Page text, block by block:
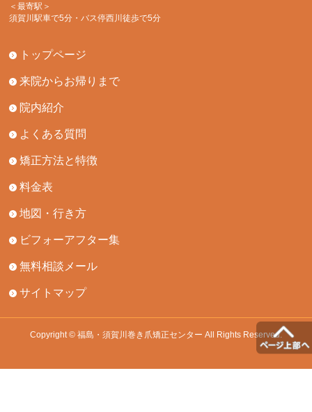
＜最寄駅＞
須賀川駅車で5分・バス停西川徒歩で5分
トップページ
来院からお帰りまで
院内紹介
よくある質問
矯正方法と特徴
料金表
地図・行き方
ビフォーアフター集
無料相談メール
サイトマップ
Copyright © 福島・須賀川巻き爪矯正センター All Rights Reserved.